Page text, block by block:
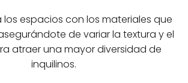
los espacios con los materiales que
de variar la textura y el
atraer una mayor diversidad de
inquilinos.